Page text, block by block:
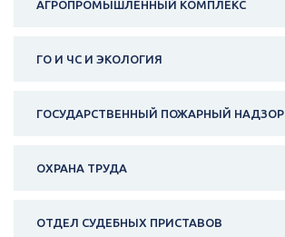
АГРОПРОМЫШЛЕННЫЙ КОМПЛЕКС
ГО И ЧС И ЭКОЛОГИЯ
ГОСУДАРСТВЕННЫЙ ПОЖАРНЫЙ НАДЗОР
ОХРАНА ТРУДА
ОТДЕЛ СУДЕБНЫХ ПРИСТАВОВ